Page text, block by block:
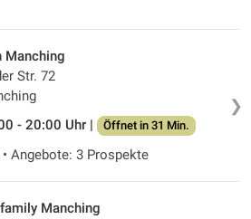
❯
Manching
Str. 72
- 20:00 Uhr |
Öffnet in 31 Min.
Angebote: 3 Prospekte
Manching